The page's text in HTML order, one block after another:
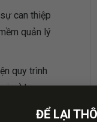
ĐỂ LẠI
can thiệp
quản lý
quy trình
hay